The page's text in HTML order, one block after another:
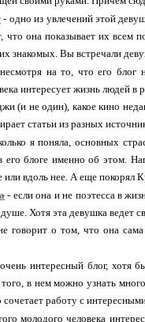
- одно из увлечений этой
что она показывает их всем
знакомых. Вы встречали
на то, что его блог
интересует жизнь людей
(и не один), какое кино
статьи из разных
я поняла, основных
его блоге именно об этом.
или вдоль нее. А еще покорял
- если она и не поэтесса в
душе. Хотя эта девушка ведет
говорит о том, что она
интересный блог, хотя
в нем можно узнать
работу с
молодого человека